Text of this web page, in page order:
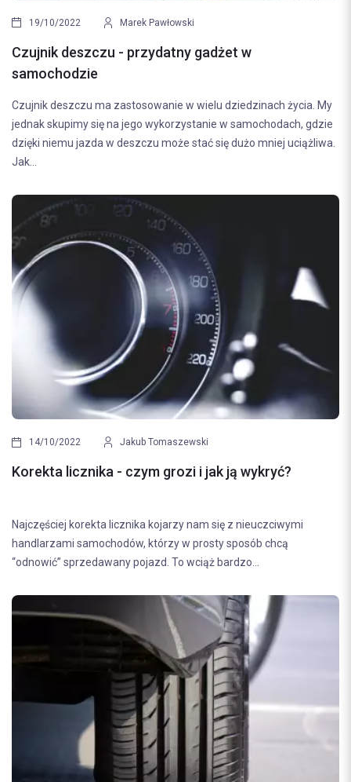
19/10/2022 Marek Pawłowski
Czujnik deszczu - przydatny gadżet w
samochodzie
Czujnik deszczu ma zastosowanie w wielu dziedzinach życia. My
jednak skupimy się na jego wykorzystanie w samochodach, gdzie
dzięki niemu jazda w deszczu może stać się dużo mniej uciążliwa.
Jak...
14/10/2022 Jakub Tomaszewski
Korekta licznika - czym grozi i jak ją wykryć?
Najczęściej korekta licznika kojarzy nam się z nieuczciwymi
handlarzami samochodów, którzy w prosty sposób chcą
“odnowić” sprzedawany pojazd. To wciąż bardzo...